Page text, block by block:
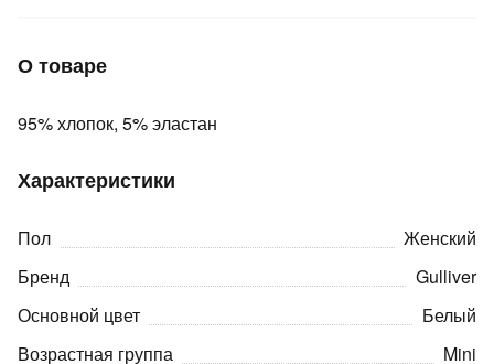
О товаре
95% хлопок, 5% эластан
Характеристики
Пол
Женский
Бренд
Gulliver
Основной цвет
Белый
Возрастная группа
Mini
недели